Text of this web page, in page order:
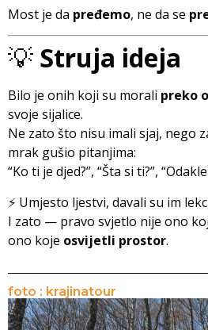
Most je da pređemo, ne da se
💡 Struja ideja
Bilo je onih koji su morali preko
svoje sijalice.
Ne zato što nisu imali sjaj, nego
mrak gušio pitanjima:
“Ko ti je djed?”, “Šta si ti?”,
⚡ Umjesto ljestvi, davali su im
I zato — pravo svjetlo nije ono
ono koje osvijetli prostor.
foto : krajinatour